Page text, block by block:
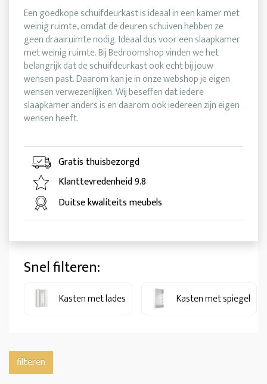
Een goedkope schuifdeurkast is ideaal in een kamer met
weinig ruimte, omdat de deuren schuiven hebben ze
geen draairuimte nodig. Ideaal dus voor een slaapkamer
met weinig ruimte. Bij Bedroomshop vinden we het
belangrijk dat de schuifdeurkast ook echt bij jouw
wensen past. Daarom kan je in onze webshop je eigen
wensen verwezenlijken. Wij beseffen dat iedere
slaapkamer anders is en daarom ook iedereen zijn eigen
wensen heeft.
Gratis thuisbezorgd
Klanttevredenheid 9.8
Duitse kwaliteits meubels
Snel filteren:
Kasten met lades Kasten met spiegel
filteren